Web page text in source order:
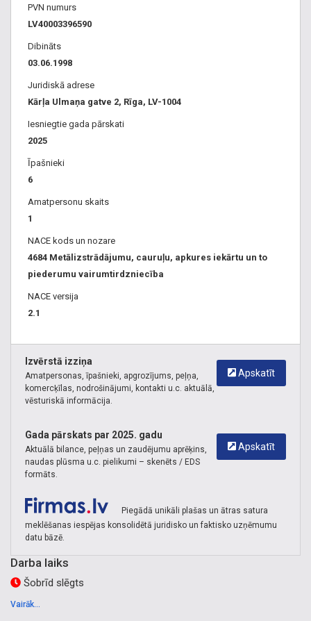
objektiem, projektēšana, ierīkošana, rekonstrukcija,
apkalpošana, procesori,
sensori, statiskie, dinamiskie laistītāji, laistīšanas galvas,
paklāji,
ūdensapgādes
filtri, Vairumtirdzniecība ar piegādi visā Latvijā, Sūkņi,
ūdensapgādes
automāti, sūkņu stacijas, iekārtas, caurules – vara, tērauda,
nerūsējošā
tērauda, plastmasas, daudzslāņu, polietilēna, PE, PPR, PEX,
sistēmas – ūdensapgādes, kanalizācijas, drenāžas,
apkures, dzesēšanas,
ugunsdzēsības, ūdens, gāzes, apkures armatūra, regulējošā
armatūra
– ventiļi, vārsti, krāni, aizbīdņi, regulatori, filtri, attīrīšanas
iekārtas, blīvējamie materiāli, hermētiķi, atkaļķotāji, katli,
sildītāji.
sistēmas Torņakalns
PVN numurs
LV40003396590
Dibināts
03.06.1998
Juridiskā adrese
Kārļa Ulmaņa gatve 2, Rīga, LV-1004
Iesniegtie gada pārskati
2025
Īpašnieki
6
Amatpersonu skaits
1
NACE kods un nozare
4684 Metālizstrādājumu, cauruļu, apkures iekārtu un to
piederumu vairumtirdzniecība
NACE versija
2.1
Apskatīt
Izvērstā izziņa
Amatpersonas, īpašnieki, apgrozījums, peļņa,
komercķīlas, nodrošinājumi, kontakti u.c. aktuālā,
vēsturiskā informācija.
Apskatīt
Gada pārskats par 2025. gadu
Aktuālā bilance, peļņas un zaudējumu aprēķins,
naudas plūsma u.c. pielikumi – skenēts / EDS
formāts.
Piegādā unikāli plašas un ātras satura
meklēšanas iespējas konsolidētā juridisko un faktisko uzņēmumu
datu bāzē.
Darba laiks
Šobrīd slēgts
Vairāk...